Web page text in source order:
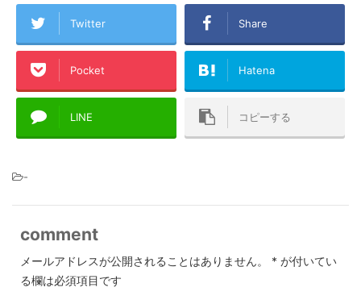
Twitter Share
Pocket Hatena
LINE コピーする
-
comment
メールアドレスが公開されることはありません。 * が付いてい
る欄は必須項目です